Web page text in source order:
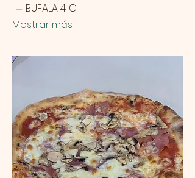
BUFALA4 €
Mostrar más